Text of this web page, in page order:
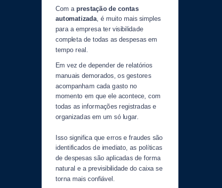
Com aprestação de contas
automatizada, é muito mais simples
para a empresa ter visibilidade
completa de todas as despesas em
tempo real.
Em vez de depender de relatórios
manuais demorados, os gestores
acompanham cada gasto no
momento em que ele acontece, com
todas as informações registradas e
organizadas em um só lugar.
Isso significa que erros e fraudes são
identificados de imediato, as políticas
de despesas são aplicadas de forma
natural e a previsibilidade do caixa se
torna mais confiável.